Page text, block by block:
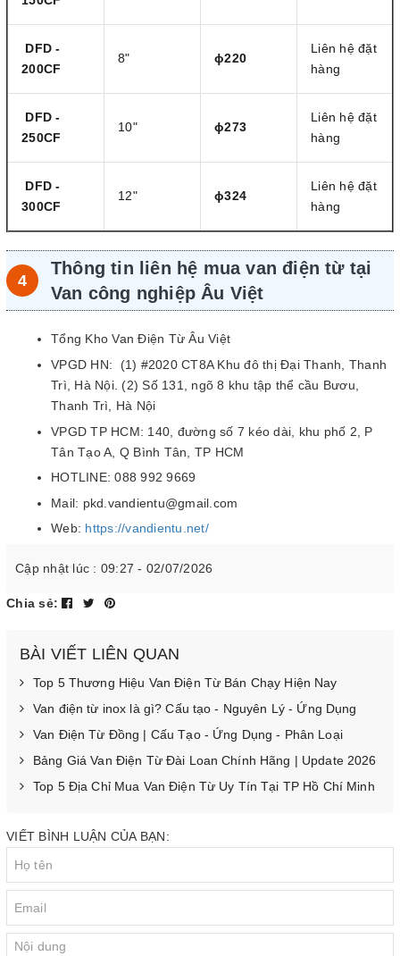
DFD -
200CF
8" ɸ220
Liên hệ đặt
hàng
DFD -
250CF
10" ɸ273
Liên hệ đặt
hàng
DFD -
300CF
12" ɸ324
Liên hệ đặt
hàng
Thông tin liên hệ mua van điện từ tại
Van công nghiệp Âu Việt
Tổng Kho Van Điện Từ Âu Việt
VPGD HN: (1) #2020 CT8A Khu đô thị Đại Thanh, Thanh
Trì, Hà Nội. (2) Số 131, ngõ 8 khu tập thể cầu Bươu,
Thanh Trì, Hà Nội
VPGD TP HCM: 140, đường số 7 kéo dài, khu phố 2, P
Tân Tạo A, Q Bình Tân, TP HCM
HOTLINE: 088 992 9669
Mail: pkd.vandientu@gmail.com
Web: https://vandientu.net/
Cập nhật lúc : 09:27 - 02/07/2026
Chia sẻ:
BÀI VIẾT LIÊN QUAN
Top 5 Thương Hiệu Van Điện Từ Bán Chạy Hiện Nay
Van điện từ inox là gì? Cấu tạo - Nguyên Lý - Ứng Dụng
Van Điện Từ Đồng | Cấu Tạo - Ứng Dụng - Phân Loại
Bảng Giá Van Điện Từ Đài Loan Chính Hãng | Update 2026
Top 5 Địa Chỉ Mua Van Điện Từ Uy Tín Tại TP Hồ Chí Minh
VIẾT BÌNH LUẬN CỦA BẠN: